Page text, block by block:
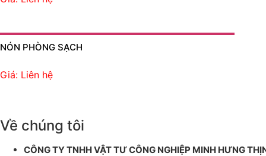
NÓN PHÒNG SẠCH
Giá: Liên hệ
Về chúng tôi
CÔNG TY TNHH VẬT TƯ CÔNG NGHIỆP MINH HƯNG